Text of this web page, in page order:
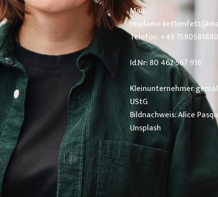
Mail:
Telefon: +49
Id.Nr: 80 462 567 916
Kleinunternehmer
UStG
Bildnachweis: Alice
Unsplash